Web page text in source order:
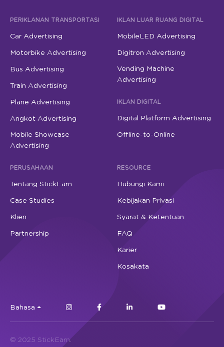
PERIKLANAN TRANSPORTASI
Car Advertising
Motorbike Advertising
Bus Advertising
Train Advertising
Plane Advertising
Angkot Advertising
Mobile Showcase
Advertising
IKLAN LUAR RUANG DIGITAL
MobileLED Advertising
Digitron Advertising
Vending Machine
Advertising
IKLAN DIGITAL
Digital Platform Advertising
Offline-to-Online
PERUSAHAAN
Tentang StickEarn
Case Studies
Klien
Partnership
RESOURCE
Hubungi Kami
Kebijakan Privasi
Syarat & Ketentuan
FAQ
Karier
Kosakata
© 2025 StickEarn.
Bahasa